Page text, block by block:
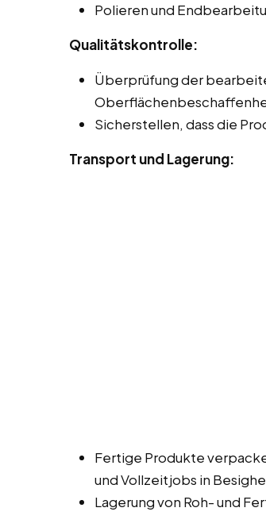
Polieren und
Qualitätskontrolle:
Überprüfung der
Sicherstellen, dass die
Transport und Lagerung:
Fertige Produkte
und Vollzeitjobs in
Lagerung von Roh- und